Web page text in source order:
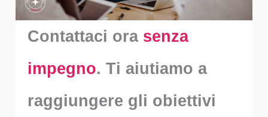
Contattaci ora senza
impegno. Ti aiutiamo a
raggiungere gli obiettivi